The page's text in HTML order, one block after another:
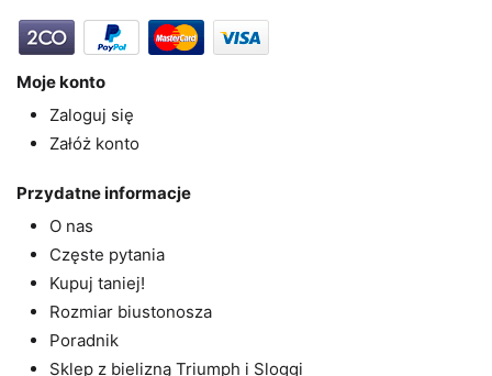
Moje konto
Zaloguj się
Załóż konto
Przydatne informacje
O nas
Częste pytania
Kupuj taniej!
Rozmiar biustonosza
Poradnik
Sklep z bielizną Triumph i Sloggi